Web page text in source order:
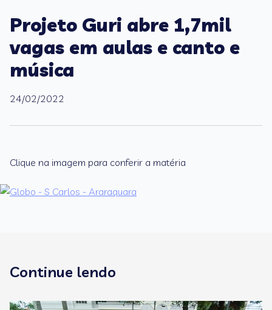
Projeto Guri abre 1,7mil
vagas em aulas e canto e
música
24/02/2022
Clique na imagem para conferir a matéria
Continue lendo